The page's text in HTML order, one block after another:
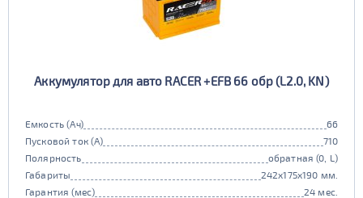
Аккумулятор для авто RACER +EFB 66 обр (L2.0, KN)
Емкость (Ач)
66
Пусковой ток (А)
710
Полярность
обратная (0, L)
Габариты
242x175x190 мм.
Гарантия (мес)
24 мес.